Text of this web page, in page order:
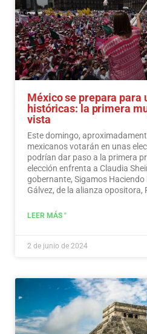
México se prepara para
históricas: la primera
vista
Este domingo,
mexicanos votarán en unas
podrían dar paso a la primera
elección enfrenta a Claudia
gobernante, Sigamos
Gálvez, de la alianza opositora,
Ciudadano, también en la
LEER MÁS "
2 de junio de 2024